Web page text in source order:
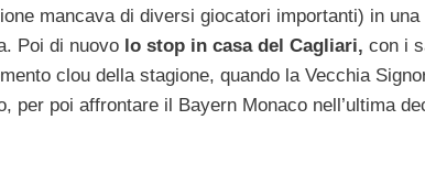
mancava di diversi giocatori importanti) in una
Poi di nuovo lo stop in casa del Cagliari, con i
clou della stagione, quando la Vecchia
per poi affrontare il Bayern Monaco nell’ultima